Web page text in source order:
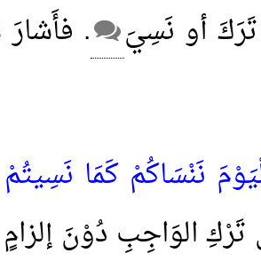
أو نَسِيَ
.
نَنْسَاكُمْ كَمَا
الوَاجِبِ دُوْنَ إلزامٍ